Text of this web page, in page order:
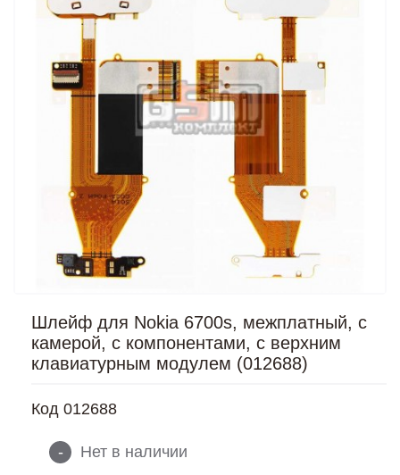
Шлейф для Nokia 6700s, межплатный, с
камерой, с компонентами, с верхним
клавиатурным модулем (012688)
Код 012688
- Нет в наличии